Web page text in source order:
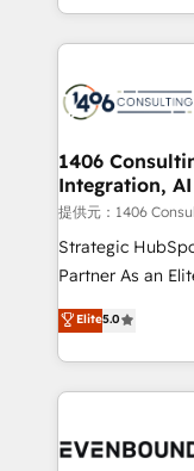
people, processes and
digital solutions
marketing
allowing
the needs of the customer. We
Group, a group
companies that
Competence
The synergies
together with
to accompany
1406
Integration, AI
提供元：1406
Strategic
Partner As an Elite HubSpot Partner, 1406 Consulting
helps mid-
they sell,
HubSpot—we
to help you keep winning.
Data & Content
Elite5.0